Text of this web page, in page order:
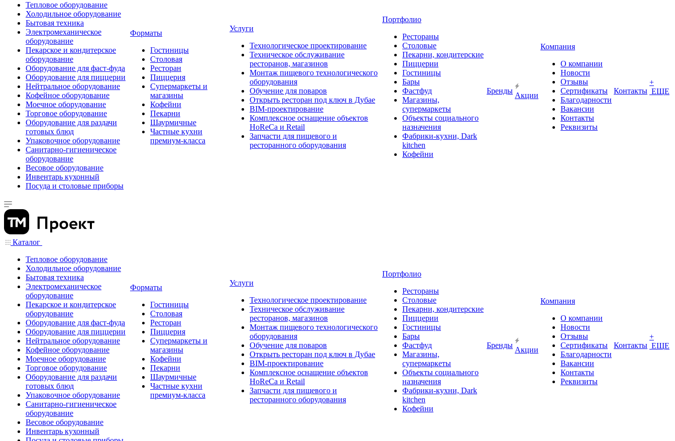
Тепловое оборудование
Холодильное оборудование
Бытовая техника
Электромеханическое
оборудование
Пекарское и кондитерское
оборудование
Оборудование для фаст-фуда
Оборудование для пиццерии
Нейтральное оборудование
Кофейное оборудование
Моечное оборудование
Торговое оборудование
Оборудование для раздачи
готовых блюд
Упаковочное оборудование
Санитарно-гигиеническое
оборудование
Весовое оборудование
Инвентарь кухонный
Посуда и столовые приборы
Форматы
Гостиницы
Столовая
Ресторан
Пиццерия
Супермаркеты и
магазины
Кофейни
Пекарни
Шаурмичные
Частные кухни
премиум-класса
Услуги
Технологическое проектирование
Техническое обслуживание
ресторанов, магазинов
Монтаж пищевого технологического
оборудования
Обучение для поваров
Открыть ресторан под ключ в Дубае
BIM-проектирование
Комплексное оснащение объектов
HoReCa и Retail
Запчасти для пищевого и
ресторанного оборудования
Портфолио
Рестораны
Столовые
Пекарни, кондитерские
Пиццерии
Гостиницы
Бары
Фастфуд
Магазины,
супермаркеты
Объекты социального
назначения
Фабрики-кухни, Dark
kitchen
Кофейни
Бренды
Акции
Компания
О компании
Новости
Отзывы
Сертификаты
Благодарности
Вакансии
Контакты
Реквизиты
Контакты
+
ЕЩЕ
Каталог
Тепловое оборудование
Холодильное оборудование
Бытовая техника
Электромеханическое
оборудование
Пекарское и кондитерское
оборудование
Оборудование для фаст-фуда
Оборудование для пиццерии
Нейтральное оборудование
Кофейное оборудование
Моечное оборудование
Торговое оборудование
Оборудование для раздачи
готовых блюд
Упаковочное оборудование
Санитарно-гигиеническое
оборудование
Весовое оборудование
Инвентарь кухонный
Форматы
Гостиницы
Столовая
Ресторан
Пиццерия
Супермаркеты и
магазины
Кофейни
Пекарни
Шаурмичные
Частные кухни
премиум-класса
Услуги
Технологическое проектирование
Техническое обслуживание
ресторанов, магазинов
Монтаж пищевого технологического
оборудования
Обучение для поваров
Открыть ресторан под ключ в Дубае
BIM-проектирование
Комплексное оснащение объектов
HoReCa и Retail
Запчасти для пищевого и
ресторанного оборудования
Портфолио
Рестораны
Столовые
Пекарни, кондитерские
Пиццерии
Гостиницы
Бары
Фастфуд
Магазины,
супермаркеты
Объекты социального
назначения
Фабрики-кухни, Dark
kitchen
Кофейни
Бренды
Акции
Компания
О компании
Новости
Отзывы
Сертификаты
Благодарности
Вакансии
Контакты
Реквизиты
Контакты
+
ЕЩЕ